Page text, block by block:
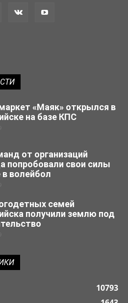
«Маяк» открылся в
на базе КПС
от организаций
попробовали свои силы
в волейбол
семей
получили землю под
10793